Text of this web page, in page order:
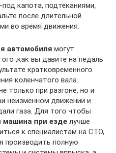
капота, подтеканиями,
после длительной
во время движения.
автомобиля могут
,как вы давите на педаль
кратковременного
коленчатого вала.
только при разгоне, но и
неизменном движении и
газа. Для того чтобы
машина при езде лучше
к специалистам на СТО,
производить полную